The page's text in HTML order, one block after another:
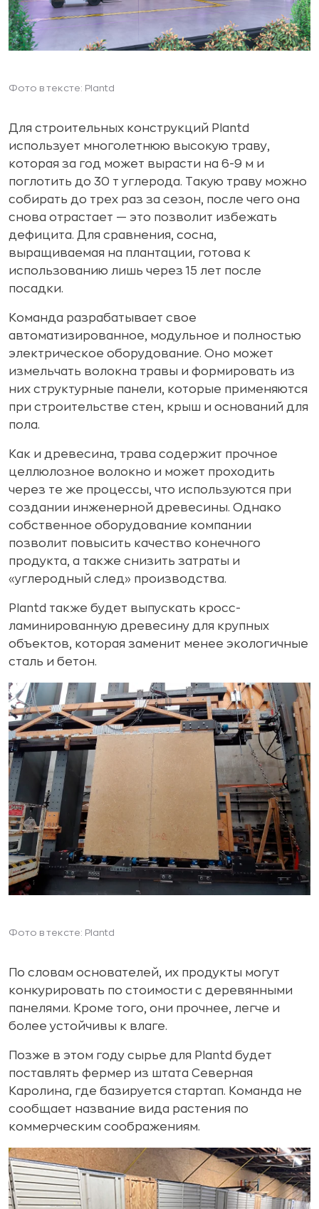
Фото в тексте: Plantd
Для строительных конструкций Plantd
использует многолетнюю высокую траву,
которая за год может вырасти на 6-9 м и
поглотить до 30 т углерода. Такую траву можно
собирать до трех раз за сезон, после чего она
снова отрастает — это позволит избежать
дефицита. Для сравнения, сосна,
выращиваемая на плантации, готова к
использованию лишь через 15 лет после
посадки.
Команда разрабатывает свое
автоматизированное, модульное и полностью
электрическое оборудование. Оно может
измельчать волокна травы и формировать из
них структурные панели, которые применяются
при строительстве стен, крыш и оснований для
пола.
Как и древесина, трава содержит прочное
целлюлозное волокно и может проходить
через те же процессы, что используются при
создании инженерной древесины. Однако
собственное оборудование компании
позволит повысить качество конечного
продукта, а также снизить затраты и
«углеродный след» производства.
Plantd также будет выпускать кросс-
ламинированную древесину для крупных
объектов, которая заменит менее экологичные
сталь и бетон.
Фото в тексте: Plantd
По словам основателей, их продукты могут
конкурировать по стоимости с деревянными
панелями. Кроме того, они прочнее, легче и
более устойчивы к влаге.
Позже в этом году сырье для Plantd будет
поставлять фермер из штата Северная
Каролина, где базируется стартап. Команда не
сообщает название вида растения по
коммерческим соображениям.